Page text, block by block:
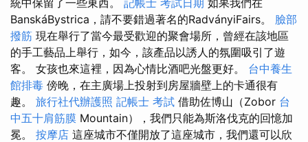
統中保留了一些東西。 記帳士 考試日期 如果我們在
BanskáBystrica，請不要錯過著名的RadványiFairs。 臉部
撥筋 現在舉行了當今最受歡迎的聚會場所，曾經在該地區
的手工藝品上舉行，如今，該產品以誘人的氛圍吸引了遊
客。 女孩也來這裡，因為心情比酒吧光盤更好。 台中養生
館排毒 傍晚，在主廣場上投射到房屋牆壁上的卡通很有
趣。 旅行社代辦護照 記帳士 考試 借助佐博山（Zobor 台
中五十肩筋膜 Mountain），我們只能為斯洛伐克的回憶加
冕。 按摩店 這座城市不僅開放了這座城市，我們還可以欣